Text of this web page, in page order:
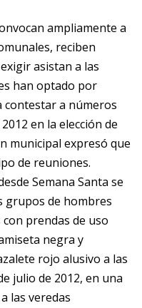
ampliamente a
reciben
asistan a las
han optado por
contestar a números
en la elección de
municipal expresó que
de reuniones.
Semana Santa se
grupos de hombres
prendas de uso
negra y
rojo alusivo a las
julio de 2012, en una
las veredas